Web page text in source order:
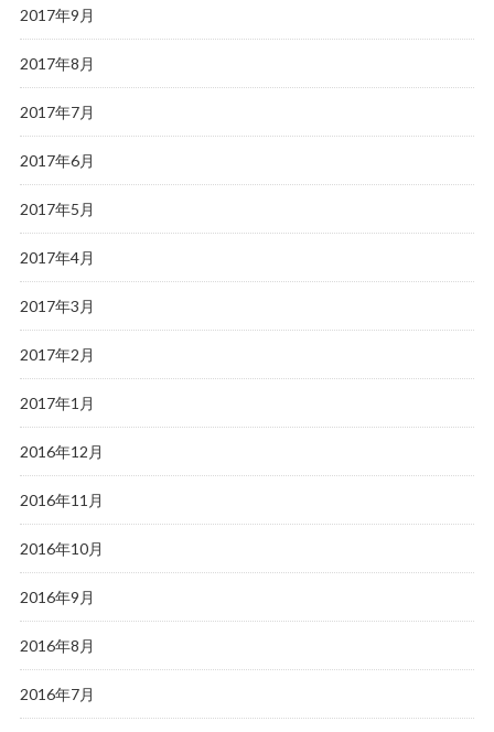
2017年9月
2017年8月
2017年7月
2017年6月
2017年5月
2017年4月
2017年3月
2017年2月
2017年1月
2016年12月
2016年11月
2016年10月
2016年9月
2016年8月
2016年7月